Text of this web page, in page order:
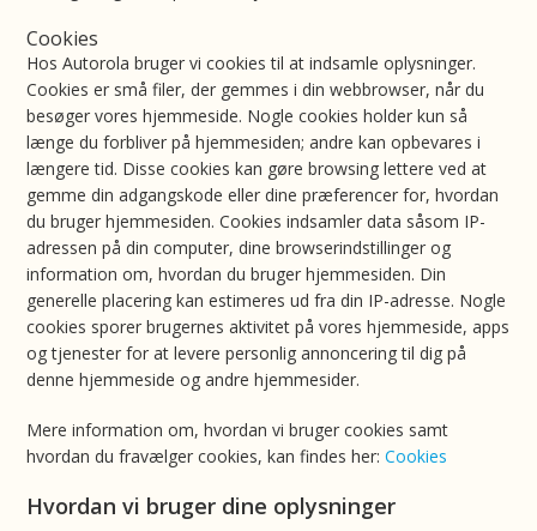
Cookies
Hos Autorola bruger vi cookies til at indsamle oplysninger.
Cookies er små filer, der gemmes i din webbrowser, når du
besøger vores hjemmeside. Nogle cookies holder kun så
længe du forbliver på hjemmesiden; andre kan opbevares i
længere tid. Disse cookies kan gøre browsing lettere ved at
gemme din adgangskode eller dine præferencer for, hvordan
du bruger hjemmesiden. Cookies indsamler data såsom IP-
adressen på din computer, dine browserindstillinger og
information om, hvordan du bruger hjemmesiden. Din
generelle placering kan estimeres ud fra din IP-adresse. Nogle
cookies sporer brugernes aktivitet på vores hjemmeside, apps
og tjenester for at levere personlig annoncering til dig på
denne hjemmeside og andre hjemmesider.
Mere information om, hvordan vi bruger cookies samt
hvordan du fravælger cookies, kan findes her:Cookies
Hvordan vi bruger dine oplysninger